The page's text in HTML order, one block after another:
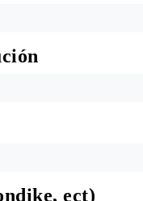
ect)